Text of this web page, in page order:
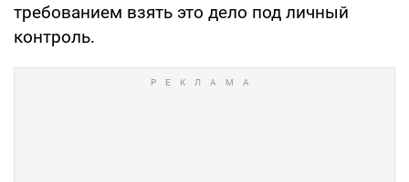
требованием взять это дело под личный
контроль.